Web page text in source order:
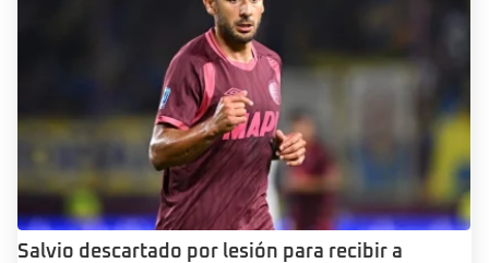
Salvio descartado por lesión para recibir a